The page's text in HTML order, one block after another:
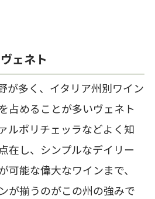
ヴェネト
が多く、イタリア州別ワイン
占めることが多いヴェネト
ルポリチェッラなどよく知
在し、シンプルなデイリー
可能な偉大なワインまで、
が揃うのがこの州の強みで